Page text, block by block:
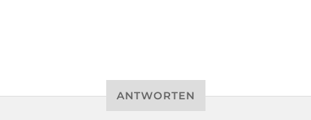
ANTWORTEN